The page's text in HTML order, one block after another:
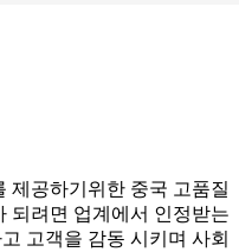
제공하기위한 중국 고품질
되려면 업계에서 인정받는
고객을 감동 시키며 사회